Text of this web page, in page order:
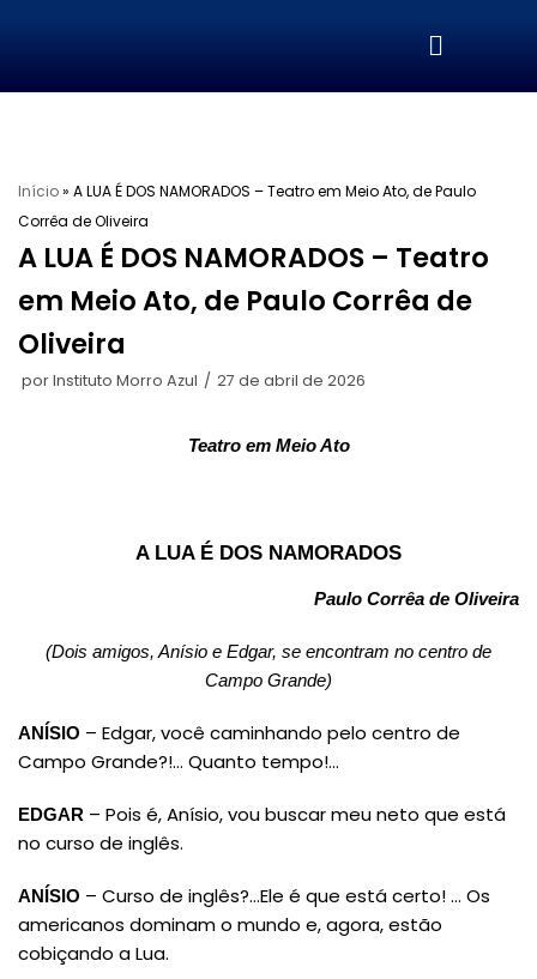
para
Início» A LUA É DOS NAMORADOS – Teatro em Meio Ato, de Paulo
Corrêa de Oliveira
A LUA É DOS NAMORADOS – Teatro
em Meio Ato, de Paulo Corrêa de
Oliveira
porInstituto Morro Azul 27 de abril de 2026
Teatro em Meio Ato
A LUA É DOS NAMORADOS
Paulo Corrêa de Oliveira
(Dois amigos, Anísio e Edgar, se encontram no centro de
Campo Grande)
ANÍSIO – Edgar, você caminhando pelo centro de
Campo Grande?!… Quanto tempo!…
EDGAR – Pois é, Anísio, vou buscar meu neto que está
no curso de inglês.
ANÍSIO – Curso de inglês?…Ele é que está certo! … Os
americanos dominam o mundo e, agora, estão
cobiçando a Lua.